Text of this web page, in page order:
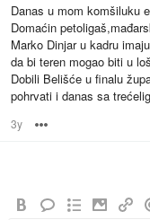
Danas u mom komšiluku
Domaćin
Marko Dinjar u kadru
da bi teren mogao biti u
Dobili Belišće u finalu
pohrvati i danas sa
3y